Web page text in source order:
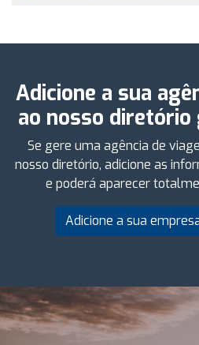
Adicione a sua
ao nosso
Se gere uma agência de
nosso diretório, adicione as
e poderá aparecer
Adicione a sua